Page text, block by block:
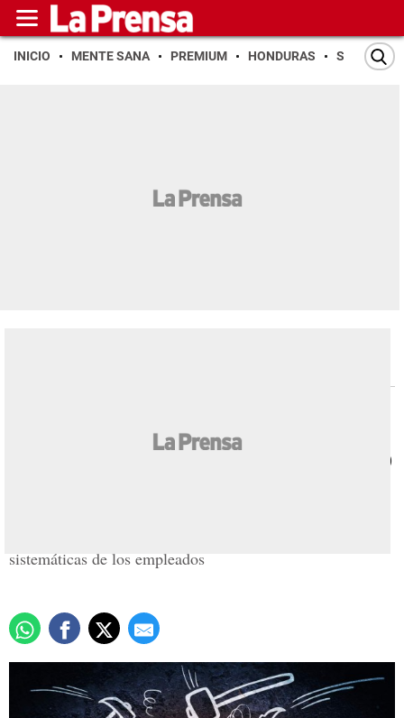
INICIO MENTE SANA PREMIUM HONDURAS SAN PEDRO
Cuándo debe preocuparse
por el fracaso y cuándo no
sistemáticas de los empleados